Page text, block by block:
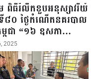
ពិធីរំលឹកខួបអនុស្សាវរីយ៍
០ ថ្ងៃកំណើតនគរបាល
ពុជា “១៦ ឧសភា
~ ១៦ ឧសភា
”...
2025